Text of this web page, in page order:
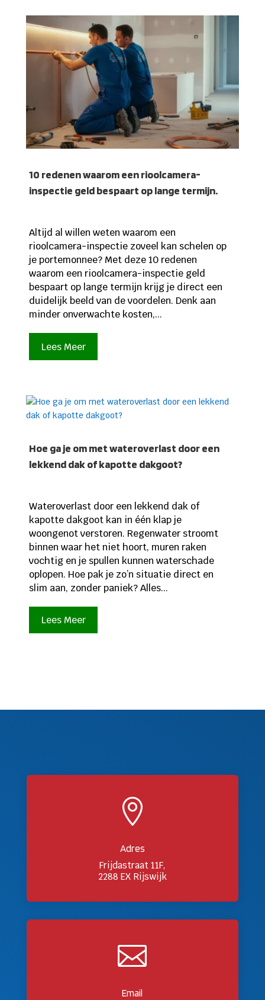
10 redenen waarom een rioolcamera-
inspectie geld bespaart op lange termijn.
Altijd al willen weten waarom een
rioolcamera-inspectie zoveel kan schelen op
je portemonnee? Met deze 10 redenen
waarom een rioolcamera-inspectie geld
bespaart op lange termijn krijg je direct een
duidelijk beeld van de voordelen. Denk aan
minder onverwachte kosten,...
Lees Meer
Hoe ga je om met wateroverlast door een
lekkend dak of kapotte dakgoot?
Wateroverlast door een lekkend dak of
kapotte dakgoot kan in één klap je
woongenot verstoren. Regenwater stroomt
binnen waar het niet hoort, muren raken
vochtig en je spullen kunnen waterschade
oplopen. Hoe pak je zo’n situatie direct en
slim aan, zonder paniek? Alles...
Lees Meer

Adres
Frijdastraat 11F,
2288 EX Rijswijk

Email